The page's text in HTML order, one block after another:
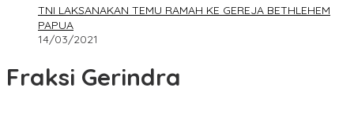
TNI LAKSANAKAN TEMU RAMAH KE GEREJA BETHLEHEM
PAPUA
14/03/2021
Fraksi Gerindra